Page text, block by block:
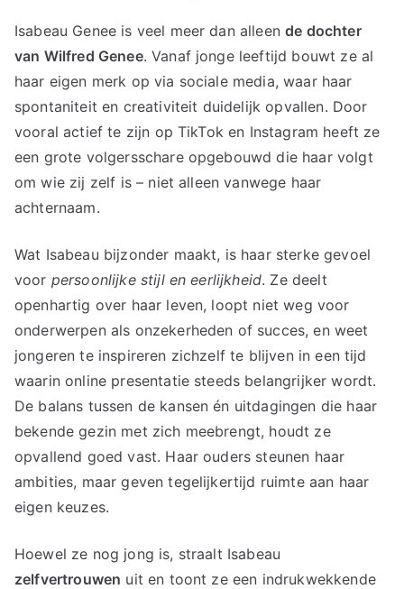
Isabeau Genee is veel meer dan alleende dochter
van Wilfred Genee. Vanaf jonge leeftijd bouwt ze al
haar eigen merk op via sociale media, waar haar
spontaniteit en creativiteit duidelijk opvallen. Door
vooral actief te zijn op TikTok en Instagram heeft ze
een grote volgersschare opgebouwd die haar volgt
om wie zij zelf is – niet alleen vanwege haar
achternaam.
Wat Isabeau bijzonder maakt, is haar sterke gevoel
voor persoonlijke stijl en eerlijkheid. Ze deelt
openhartig over haar leven, loopt niet weg voor
onderwerpen als onzekerheden of succes, en weet
jongeren te inspireren zichzelf te blijven in een tijd
waarin online presentatie steeds belangrijker wordt.
De balans tussen de kansen én uitdagingen die haar
bekende gezin met zich meebrengt, houdt ze
opvallend goed vast. Haar ouders steunen haar
ambities, maar geven tegelijkertijd ruimte aan haar
eigen keuzes.
Hoewel ze nog jong is, straalt Isabeau
zelfvertrouwen uit en toont ze een indrukwekkende